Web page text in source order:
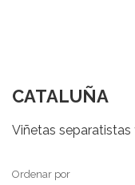
CATALUÑA
Viñetas
Ordenar por